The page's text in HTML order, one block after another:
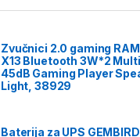
Zvučnici 2.0 gaming
X13 Bluetooth 3W*2
45dB Gaming Player
Light, 38929
Baterija za UPS